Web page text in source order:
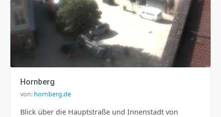
Hornberg
von: hornberg.de
Blick über die Hauptstraße und Innenstadt von